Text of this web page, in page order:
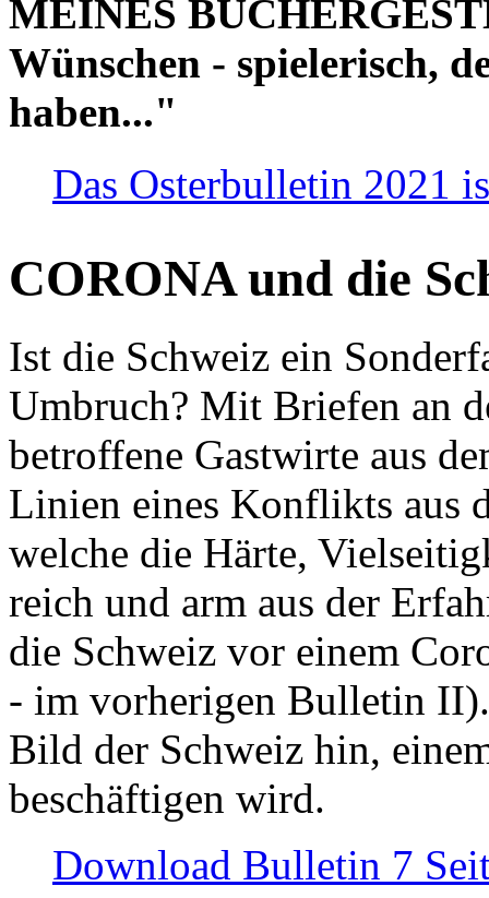
MEINES
Wünschen - spielerisch,
haben..."
Das Osterbulletin 2021
CORONA und die
Ist die Schweiz ein
Umbruch? Mit Briefen an
betroffene Gastwirte aus
Linien eines Konflikts aus
welche die Härte,
reich und arm aus der
die Schweiz vor einem
- im vorherigen Bulletin
Bild der Schweiz hin,
beschäftigen wird.
Download Bulletin 7